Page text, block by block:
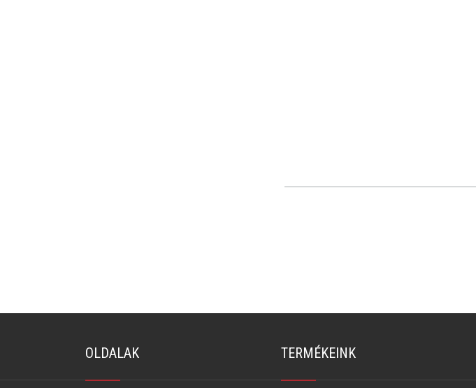
OLDALAK TERMÉKEINK